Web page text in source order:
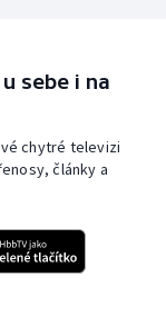
sebe i na
chytré televizi
články a